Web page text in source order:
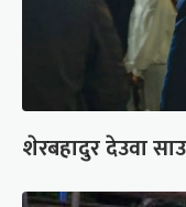
शेरबहादुर देउवा